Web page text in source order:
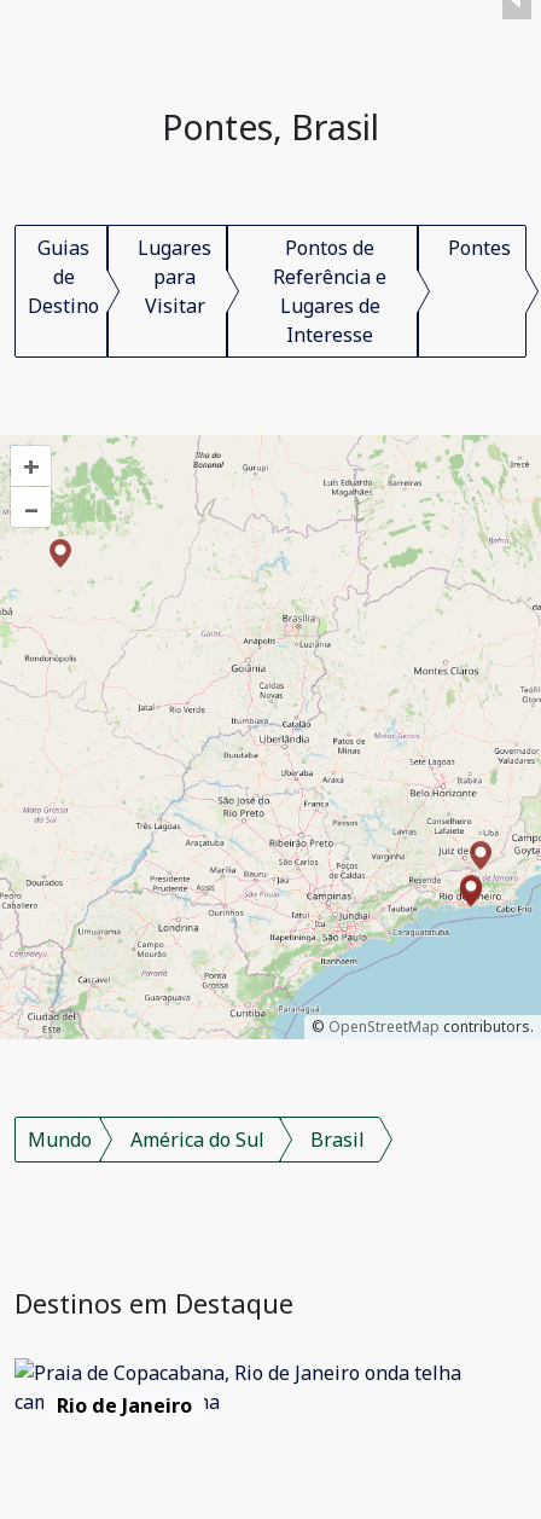
Pontes, Brasil
Guias
de
Destino
Lugares
para
Visitar
Pontos de
Referência e
Lugares de
Interesse
Pontes
+
–
© OpenStreetMap contributors.
Mundo América do Sul Brasil
Destinos em Destaque
Rio de Janeiro